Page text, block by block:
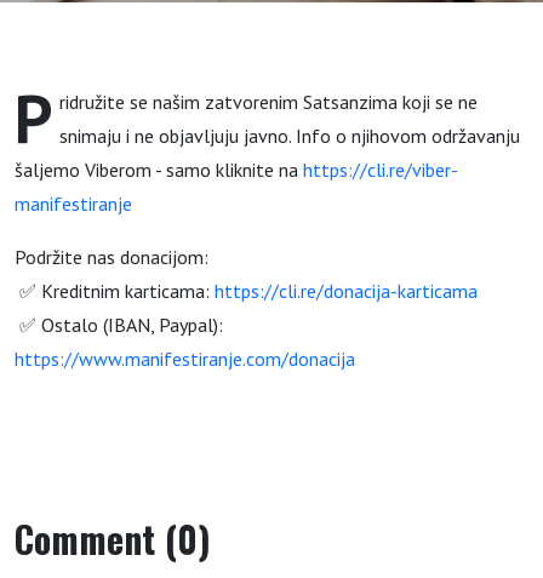
P ridružite se našim zatvorenim Satsanzima koji se ne
snimaju i ne objavljuju javno. Info o njihovom održavanju
šaljemo Viberom - samo kliknite na https://cli.re/viber-
manifestiranje
Podržite nas donacijom:
✅ Kreditnim karticama: https://cli.re/donacija-karticama
✅ Ostalo (IBAN, Paypal):
https://www.manifestiranje.com/donacija
Comment (0)